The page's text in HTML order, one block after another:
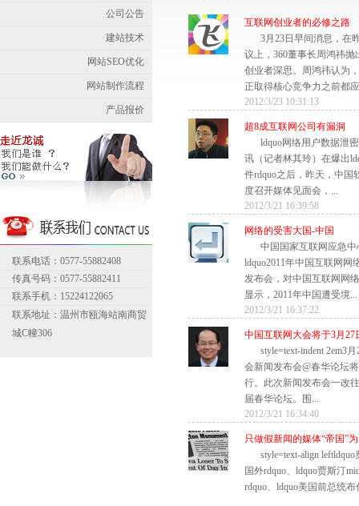
公司公告
建站技术
网站SEO优化
网站制作流程
产品报价
联系电话：0577-55882408
传真号码：0577-55882411
联系手机：15224122065
联系地址：温州市瓯海站南商贸
城C幢306
互联网创业者的必修之路
3月23日早间消息，在
议上，360董事长周鸿祎
创业者深思。周鸿祎认为
正取得核心竞争力之前都
2012/3/23 10:31:13
超8成互联网公司有漏洞
ldquo网络用户数据
讯（记者林其玲）在爆出
件rdquo之后，昨天，中国
度召开媒体见面会，...
2012/3/21 16:39:58
网络的受害大国-中国
中国国家互联网应急中
ldquo2011年中国互联网网
发布会，对中国互联网网
显示，2011年中国遭受境...
2012/3/21 16:37:22
中国互联网大会将于3月27
style=text-indent 2em3
会新闻发布会@春华论坛
行。此次新闻发布会一改
届春华论坛。围...
2012/3/21 16:34:40
只做假新闻的媒体“帝国”
style=text-align
国外rdquo、ldquo贾斯汀
rdquo、ldquo美国前总统布